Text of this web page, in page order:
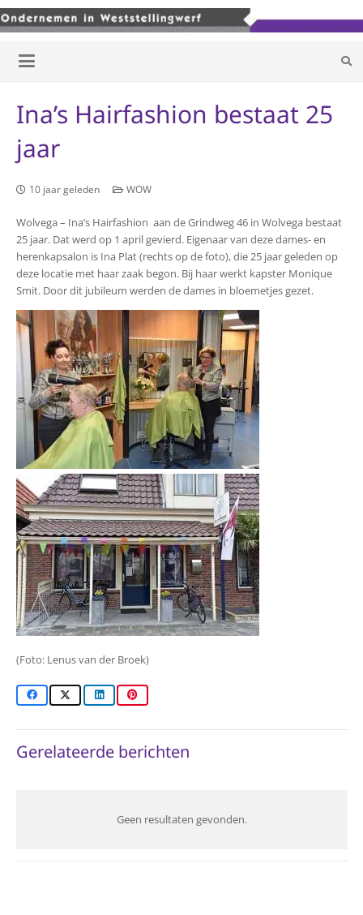
Ina’s Hairfashion bestaat 25
jaar
10 jaar geleden WOW
Wolvega – Ina’s Hairfashion aan de Grindweg 46 in Wolvega bestaat
25 jaar. Dat werd op 1 april gevierd. Eigenaar van deze dames- en
herenkapsalon is Ina Plat (rechts op de foto), die 25 jaar geleden op
deze locatie met haar zaak begon. Bij haar werkt kapster Monique
Smit. Door dit jubileum werden de dames in bloemetjes gezet.
(Foto: Lenus van der Broek)
Gerelateerde berichten
Geen resultaten gevonden.